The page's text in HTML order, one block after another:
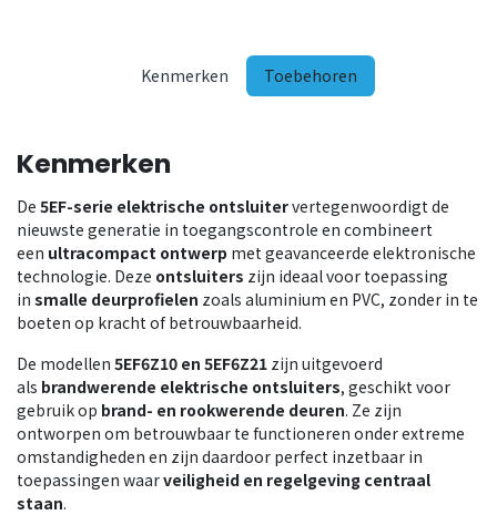
Kenmerken Toebehoren
Kenmerken
De 5EF-serie elektrische ontsluitervertegenwoordigt de
nieuwste generatie in toegangscontrole en combineert
een ultracompact ontwerp met geavanceerde elektronische
technologie. Deze ontsluiters zijn ideaal voor toepassing
in smalle deurprofielen zoals aluminium en PVC, zonder in te
boeten op kracht of betrouwbaarheid.
De modellen 5EF6Z10 en 5EF6Z21 zijn uitgevoerd
als brandwerende elektrische ontsluiters, geschikt voor
gebruik op brand- en rookwerende deuren. Ze zijn
ontworpen om betrouwbaar te functioneren onder extreme
omstandigheden en zijn daardoor perfect inzetbaar in
toepassingen waarveiligheid en regelgeving centraal
staan.